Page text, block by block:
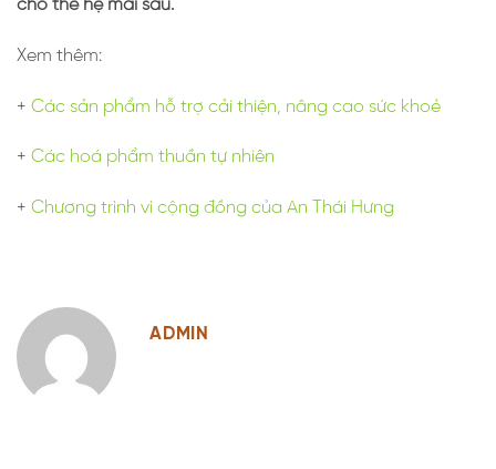
cho thế hệ mai sau.
Xem thêm:
+ Các sản phẩm hỗ trợ cải thiện, nâng cao sức khoẻ
+ Các hoá phẩm thuần tự nhiên
+ Chương trình vì cộng đồng của An Thái Hưng
ADMIN